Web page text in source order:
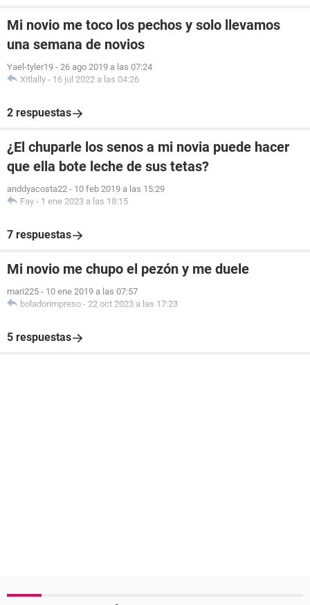
Mi novio me toco los pechos y solo llevamos
una semana de novios
Yael-tyler19 - 26 ago 2019 a las 07:24
Xitlally - 16 jul 2022 a las 04:26
2 respuestas
¿El chuparle los senos a mi novia puede hacer
que ella bote leche de sus tetas?
anddyacosta22 - 10 feb 2019 a las 15:29
Fay - 1 ene 2023 a las 18:15
7 respuestas
Mi novio me chupo el pezón y me duele
mari225 - 10 ene 2019 a las 07:57
boladorimpreso - 22 oct 2023 a las 17:23
5 respuestas